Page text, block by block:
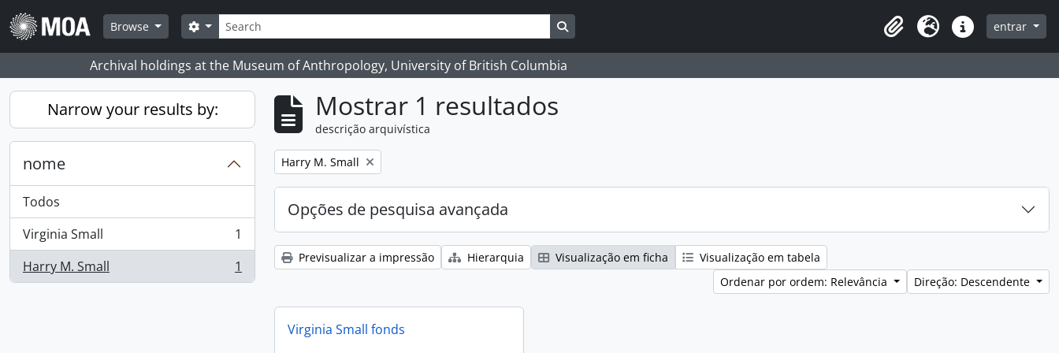
Skip to main content
Browse
Pesquisar
Search options Search in browse page
Clipboard
Idioma Ligações rápidas
entrar
Archival holdings at the Museum of Anthropology, University of British Columbia
Narrow your results by:
nome
Todos
Virginia Small
, 1 resultados
1
Harry M. Small
, 1 resultados 1
Mostrar 1 resultados
descrição arquivística
Remove filter:
Harry M. Small
Opções de pesquisa avançada
Previsualizar a impressão Hierarquia Visualização em ficha
Visualização em tabela
Ordenar por ordem: Relevância
Direção: Descendente
Virginia Small fonds